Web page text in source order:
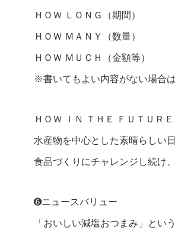
ＨＯＷ ＬＯＮＧ（期間）
ＨＯＷ ＭＡＮＹ（数量）
ＨＯＷ ＭＵＣＨ（金額等）
※書いてもよい内容がない場合
ＨＯＷ ＩＮ ＴＨＥ ＦＵＴＵ
水産物を中心とした素晴らしい
食品づくりにチャレンジし続け
➏ニュースバリュー
「おいしい減塩おつまみ」と